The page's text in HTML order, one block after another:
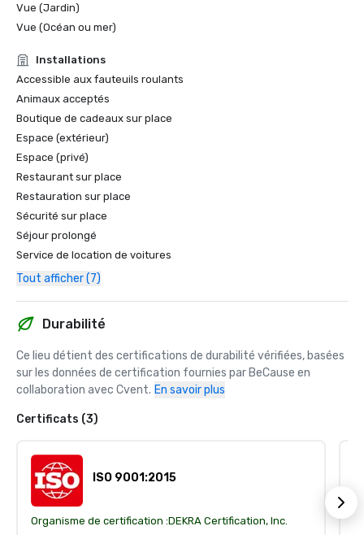
Vue (Jardin)
Vue (Océan ou mer)
Installations
Accessible aux fauteuils roulants
Animaux acceptés
Boutique de cadeaux sur place
Espace (extérieur)
Espace (privé)
Restaurant sur place
Restauration sur place
Sécurité sur place
Séjour prolongé
Service de location de voitures
Tout afficher (7)
Durabilité
Ce lieu détient des certifications de durabilité vérifiées, basées
sur les données de certification fournies par BeCause en
collaboration avec Cvent. En savoir plus
Certificats (3)
ISO 9001:2015
Organisme de certification :DEKRA Certification, Inc.